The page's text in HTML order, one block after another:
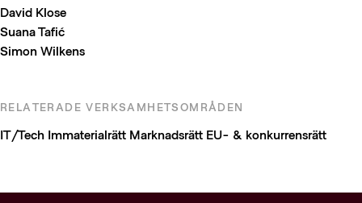
David Klose
Suana Tafić
Simon Wilkens
RELATERADE VERKSAMHETSOMRÅDEN
IT/Tech Immaterialrätt Marknadsrätt EU- & konkurrensrätt